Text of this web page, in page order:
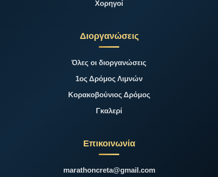
Χορηγοί
Διοργανώσεις
Όλες οι διοργανώσεις
1ος Δρόμος Λιμνών
Κορακοβούνιος Δρόμος
Γκαλερί
Επικοινωνία
marathoncreta@gmail.com